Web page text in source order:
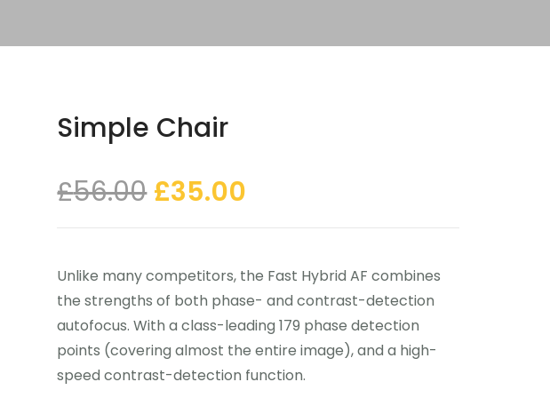
Simple Chair
£56.00 £35.00
Unlike many competitors, the Fast Hybrid AF combines
the strengths of both phase- and contrast-detection
autofocus. With a class-leading 179 phase detection
points (covering almost the entire image), and a high-
speed contrast-detection function.